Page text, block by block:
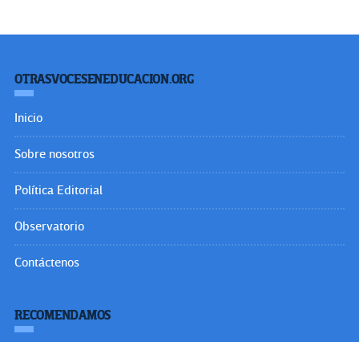
OTRASVOCESENEDUCACION.ORG
Inicio
Sobre nosotros
Política Editorial
Observatorio
Contáctenos
RECOMENDAMOS